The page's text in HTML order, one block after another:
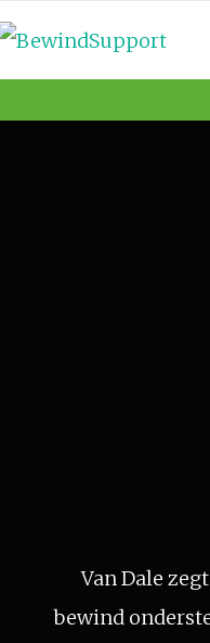
Van Dale
bewind